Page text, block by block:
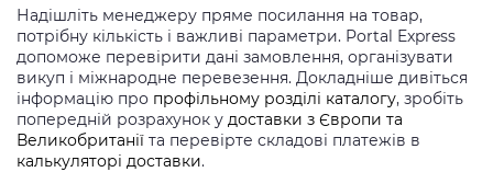
Надішліть менеджеру пряме посилання на товар,
потрібну кількість і важливі параметри. Portal Express
допоможе перевірити дані замовлення, організувати
викуп і міжнародне перевезення. Докладніше дивіться
інформацію про профільному розділі каталогу, зробіть
попередній розрахунок у доставки з Європи та
Великобританії та перевірте складові платежів в
калькуляторі доставки.